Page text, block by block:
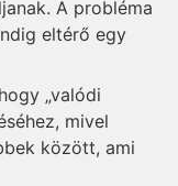
A probléma
eltérő egy
„valódi
mivel
között, ami